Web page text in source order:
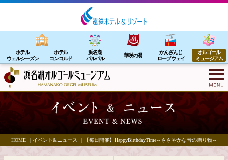
ホテル
ウェルシーズン
ホテル
コンコルド
浜名湖
パルパル
華咲の湯
かんざんじ
ロープウェイ
オルゴール
ミュージアム
HOME｜ イベント&ニュース ｜ 【毎日開催】HappyBirthdayTime～ささやかな音の贈り物～